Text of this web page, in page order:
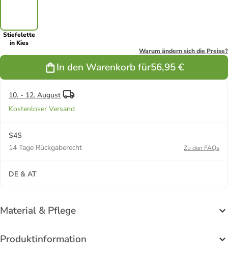
Stiefelette
in Kies
Warum ändern sich die Preise?
In den Warenkorb für56,95 €
10. - 12. August
Kostenloser Versand
S4S
14 Tage Rückgaberecht
Zu den FAQs
DE & AT
Material & Pflege
Produktinformation